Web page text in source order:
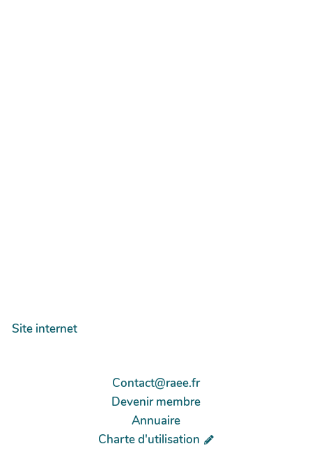
Site internet
Contact@raee.fr
Devenir membre
Annuaire
Charte d'utilisation